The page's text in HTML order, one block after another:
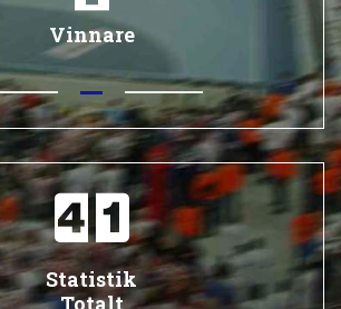
Vinnare
Statistik
Totalt